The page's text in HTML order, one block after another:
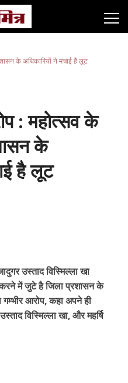
के अधिकारियों ने मचाई है लूट
: महोत्सव के
के
है लूट
उस्ताद विस्मिल्ला खा
में जुटे है जिला प्रशासन के
गम्भीर आरोप, कहा अपने ही
विस्मिल्ला खा, और महर्षि